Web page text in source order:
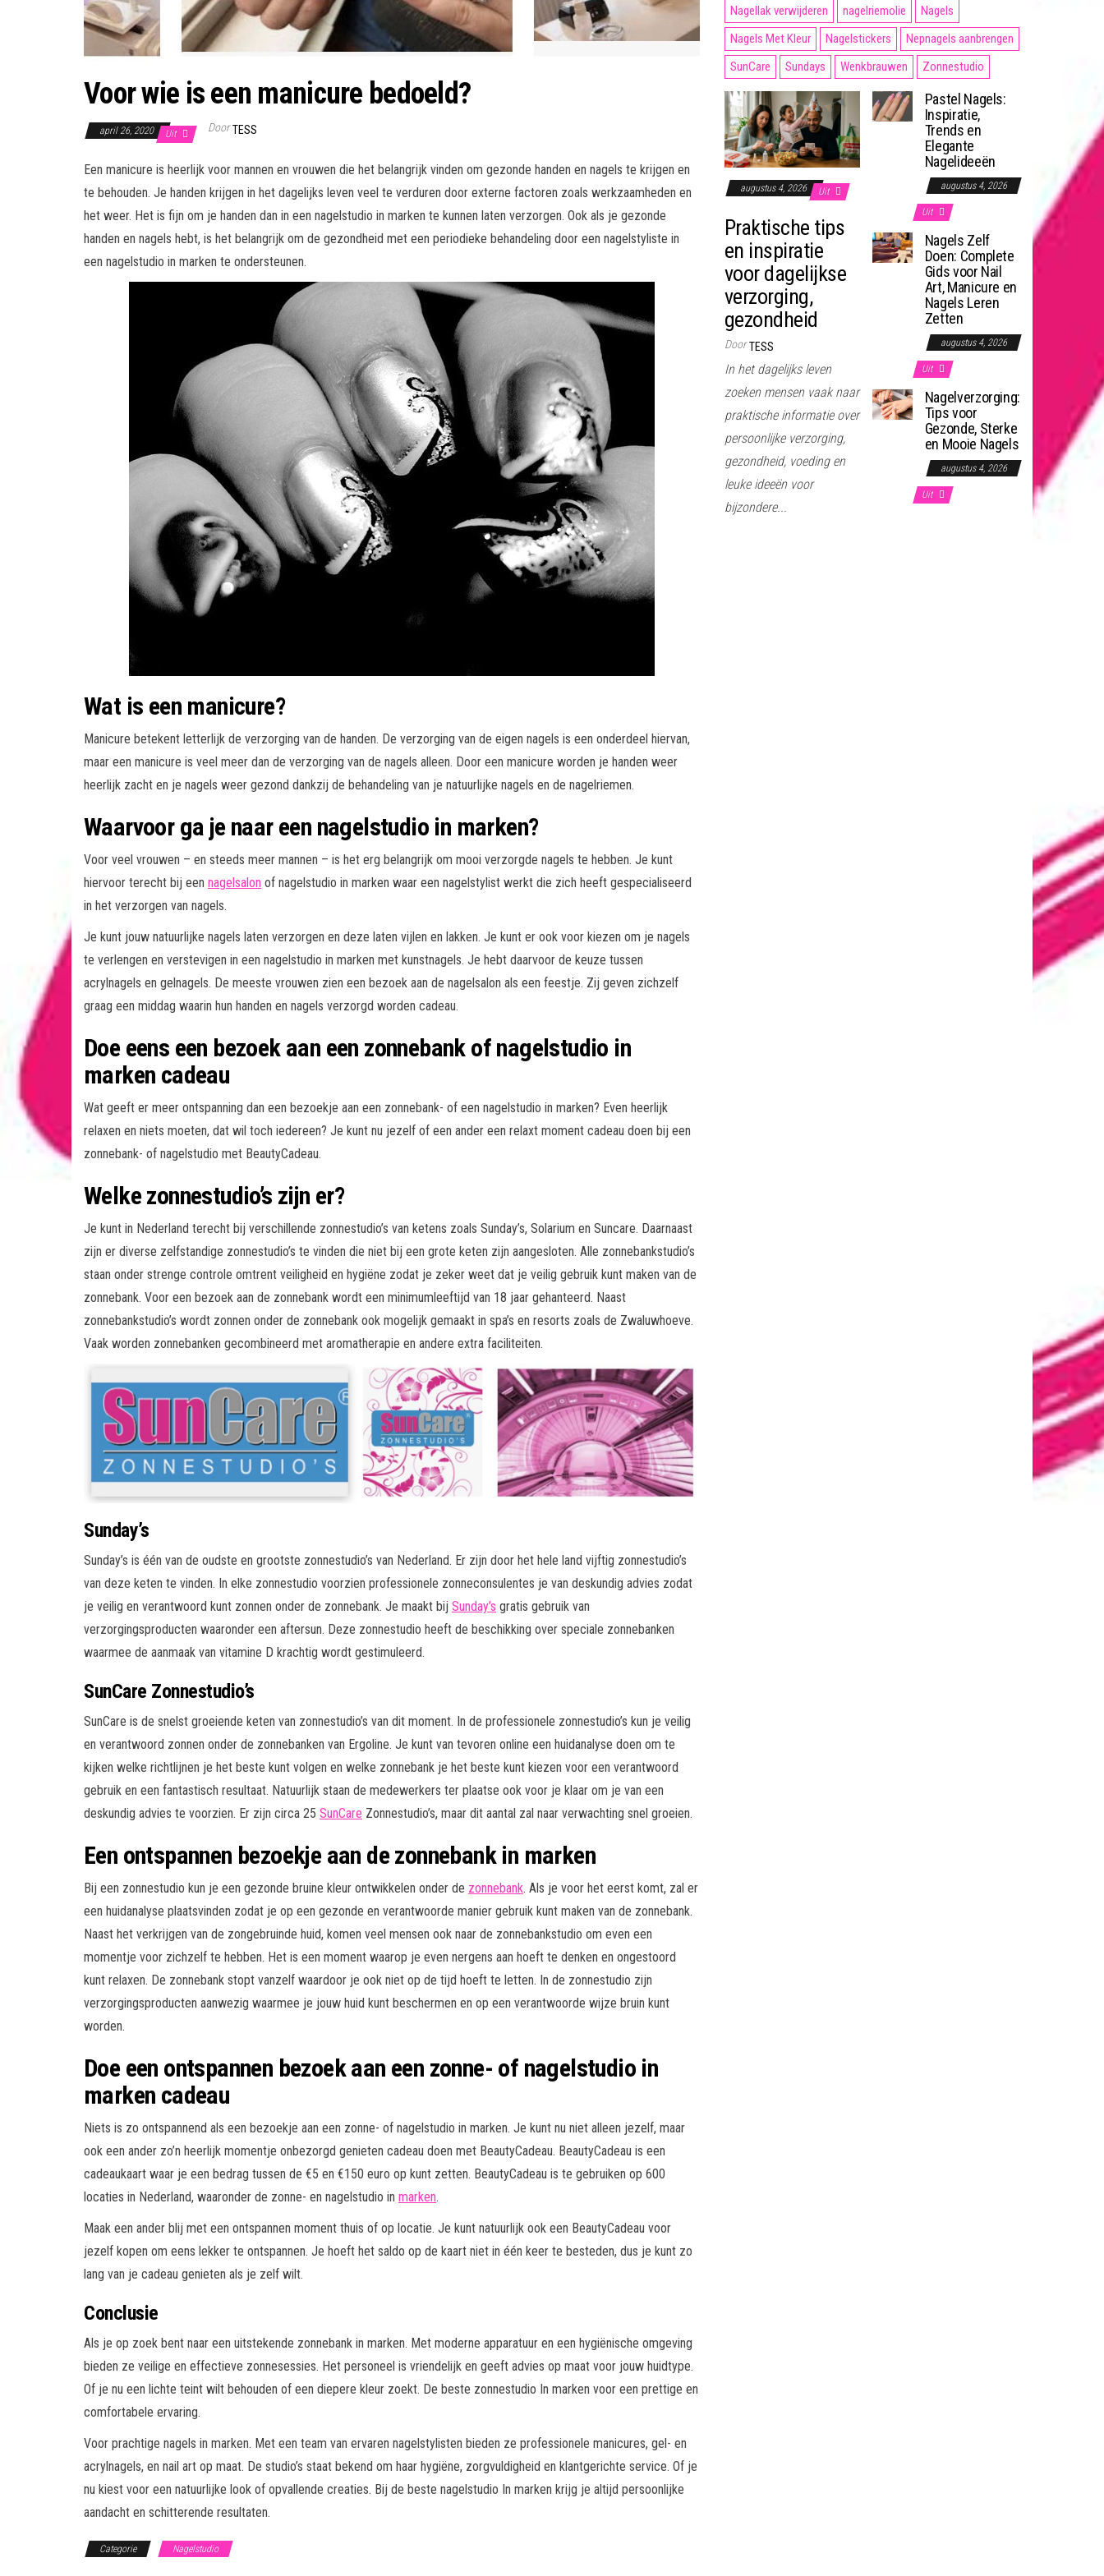
Voor wie is een manicure bedoeld?
april 26, 2020 Uit Door TESS
Een manicure is heerlijk voor mannen en vrouwen die het belangrijk vinden om gezonde handen en nagels te krijgen en
te behouden. Je handen krijgen in het dagelijks leven veel te verduren door externe factoren zoals werkzaamheden en
het weer. Het is fijn om je handen dan in een nagelstudio in marken te kunnen laten verzorgen. Ook als je gezonde
handen en nagels hebt, is het belangrijk om de gezondheid met een periodieke behandeling door een nagelstyliste in
een nagelstudio in marken te ondersteunen.
Wat is een manicure?
Manicure betekent letterlijk de verzorging van de handen. De verzorging van de eigen nagels is een onderdeel hiervan,
maar een manicure is veel meer dan de verzorging van de nagels alleen. Door een manicure worden je handen weer
heerlijk zacht en je nagels weer gezond dankzij de behandeling van je natuurlijke nagels en de nagelriemen.
Waarvoor ga je naar een nagelstudio in marken?
Voor veel vrouwen – en steeds meer mannen – is het erg belangrijk om mooi verzorgde nagels te hebben. Je kunt
hiervoor terecht bij een nagelsalon of nagelstudio in marken waar een nagelstylist werkt die zich heeft gespecialiseerd
in het verzorgen van nagels.
Je kunt jouw natuurlijke nagels laten verzorgen en deze laten vijlen en lakken. Je kunt er ook voor kiezen om je nagels
te verlengen en verstevigen in een nagelstudio in marken met kunstnagels. Je hebt daarvoor de keuze tussen
acrylnagels en gelnagels. De meeste vrouwen zien een bezoek aan de nagelsalon als een feestje. Zij geven zichzelf
graag een middag waarin hun handen en nagels verzorgd worden cadeau.
Doe eens een bezoek aan een zonnebank of nagelstudio in
marken cadeau
Wat geeft er meer ontspanning dan een bezoekje aan een zonnebank- of een nagelstudio in marken? Even heerlijk
relaxen en niets moeten, dat wil toch iedereen? Je kunt nu jezelf of een ander een relaxt moment cadeau doen bij een
zonnebank- of nagelstudio met BeautyCadeau.
Welke zonnestudio’s zijn er?
Je kunt in Nederland terecht bij verschillende zonnestudio’s van ketens zoals Sunday’s, Solarium en Suncare. Daarnaast
zijn er diverse zelfstandige zonnestudio’s te vinden die niet bij een grote keten zijn aangesloten. Alle zonnebankstudio’s
staan onder strenge controle omtrent veiligheid en hygiëne zodat je zeker weet dat je veilig gebruik kunt maken van de
zonnebank. Voor een bezoek aan de zonnebank wordt een minimumleeftijd van 18 jaar gehanteerd. Naast
zonnebankstudio’s wordt zonnen onder de zonnebank ook mogelijk gemaakt in spa’s en resorts zoals de Zwaluwhoeve.
Vaak worden zonnebanken gecombineerd met aromatherapie en andere extra faciliteiten.
Sunday’s
Sunday’s is één van de oudste en grootste zonnestudio’s van Nederland. Er zijn door het hele land vijftig zonnestudio’s
van deze keten te vinden. In elke zonnestudio voorzien professionele zonneconsulentes je van deskundig advies zodat
je veilig en verantwoord kunt zonnen onder de zonnebank. Je maakt bij Sunday’s gratis gebruik van
verzorgingsproducten waaronder een aftersun. Deze zonnestudio heeft de beschikking over speciale zonnebanken
waarmee de aanmaak van vitamine D krachtig wordt gestimuleerd.
SunCare Zonnestudio’s
SunCare is de snelst groeiende keten van zonnestudio’s van dit moment. In de professionele zonnestudio’s kun je veilig
en verantwoord zonnen onder de zonnebanken van Ergoline. Je kunt van tevoren online een huidanalyse doen om te
kijken welke richtlijnen je het beste kunt volgen en welke zonnebank je het beste kunt kiezen voor een verantwoord
gebruik en een fantastisch resultaat. Natuurlijk staan de medewerkers ter plaatse ook voor je klaar om je van een
deskundig advies te voorzien. Er zijn circa 25 SunCare Zonnestudio’s, maar dit aantal zal naar verwachting snel groeien.
Een ontspannen bezoekje aan de zonnebank in marken
Bij een zonnestudio kun je een gezonde bruine kleur ontwikkelen onder de zonnebank. Als je voor het eerst komt, zal er
een huidanalyse plaatsvinden zodat je op een gezonde en verantwoorde manier gebruik kunt maken van de zonnebank.
Naast het verkrijgen van de zongebruinde huid, komen veel mensen ook naar de zonnebankstudio om even een
momentje voor zichzelf te hebben. Het is een moment waarop je even nergens aan hoeft te denken en ongestoord
kunt relaxen. De zonnebank stopt vanzelf waardoor je ook niet op de tijd hoeft te letten. In de zonnestudio zijn
verzorgingsproducten aanwezig waarmee je jouw huid kunt beschermen en op een verantwoorde wijze bruin kunt
worden.
Doe een ontspannen bezoek aan een zonne- of nagelstudio in
marken cadeau
Niets is zo ontspannend als een bezoekje aan een zonne- of nagelstudio in marken. Je kunt nu niet alleen jezelf, maar
ook een ander zo’n heerlijk momentje onbezorgd genieten cadeau doen met BeautyCadeau. BeautyCadeau is een
cadeaukaart waar je een bedrag tussen de €5 en €150 euro op kunt zetten. BeautyCadeau is te gebruiken op 600
locaties in Nederland, waaronder de zonne- en nagelstudio in marken.
Maak een ander blij met een ontspannen moment thuis of op locatie. Je kunt natuurlijk ook een BeautyCadeau voor
jezelf kopen om eens lekker te ontspannen. Je hoeft het saldo op de kaart niet in één keer te besteden, dus je kunt zo
lang van je cadeau genieten als je zelf wilt.
Conclusie
Als je op zoek bent naar een uitstekende zonnebank in marken. Met moderne apparatuur en een hygiënische omgeving
bieden ze veilige en effectieve zonnesessies. Het personeel is vriendelijk en geeft advies op maat voor jouw huidtype.
Of je nu een lichte teint wilt behouden of een diepere kleur zoekt. De beste zonnestudio In marken voor een prettige en
comfortabele ervaring.
Voor prachtige nagels in marken. Met een team van ervaren nagelstylisten bieden ze professionele manicures, gel- en
acrylnagels, en nail art op maat. De studio’s staat bekend om haar hygiëne, zorgvuldigheid en klantgerichte service. Of je
nu kiest voor een natuurlijke look of opvallende creaties. Bij de beste nagelstudio In marken krijg je altijd persoonlijke
aandacht en schitterende resultaten.
Categorie Nagelstudio
Nagellak verwijderen
nagelriemolie
Nagels
Nagels Met Kleur
Nagelstickers
Nepnagels aanbrengen
SunCare
Sundays Wenkbrauwen Zonnestudio
augustus 4, 2026 Uit
Praktische tips
en inspiratie
voor dagelijkse
verzorging,
gezondheid
Door TESS
In het dagelijks leven
zoeken mensen vaak naar
praktische informatie over
persoonlijke verzorging,
gezondheid, voeding en
leuke ideeën voor
bijzondere...
Pastel Nagels:
Inspiratie,
Trends en
Elegante
Nagelideeën
augustus 4, 2026
Uit
Nagels Zelf
Doen: Complete
Gids voor Nail
Art, Manicure en
Nagels Leren
Zetten
augustus 4, 2026
Uit
Nagelverzorging:
Tips voor
Gezonde, Sterke
en Mooie Nagels
augustus 4, 2026
Uit